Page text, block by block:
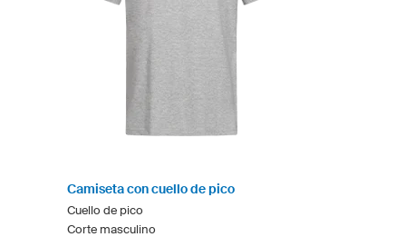
Camiseta con cuello de pico
Cuello de pico
Corte masculino